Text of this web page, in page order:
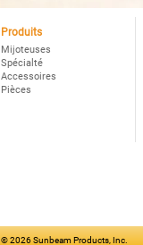
Produits
Mijoteuses
Spécialté
Accessoires
Pièces
©2026 Sunbeam Products, Inc.